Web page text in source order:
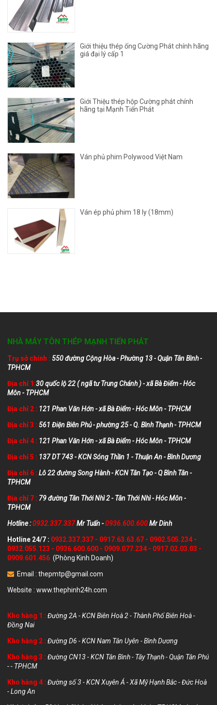
Giới thiệu thép ống Cường Phát chính hãng
giá đại lý cấp 1
Giới Thiệu thép hộp Cường phát chính
hãng tại Mạnh Tiến Phát
Ván phủ phim Polywood Việt Nam
Ván ép phủ phim 18 ly (18mm)
NHÀ MÁY TÔN THÉP MẠNH TIẾN PHÁT
Trụ sở chính : 550 đường Cộng Hòa - Phường 13 - Quận Tân Bình -
TPHCM
Địa chỉ 1:30 quốc lộ 22 ( ngã tư Trung Chánh ) - xã Bà Điểm - Hóc
Môn - TPHCM
Địa chỉ 2 : 121 Phan Văn Hớn - xã Bà Điểm - Hóc Môn - TPHCM
Địa chỉ 3 : 561 Điện Biên Phủ - phường 25 - Q. Bình Thạnh - TPHCM
Địa chỉ 4 : 121 Phan Văn Hớn - xã Bà Điểm - Hóc Môn - TPHCM
Địa chỉ 5 : 137 DT 743 - KCN Sóng Thần 1 - Thuận An - Bình Dương
Địa chỉ 6 : Lô 22 đường Song Hành - KCN Tân Tạo - Q Bình Tân -
TPHCM
Địa chỉ 7 : 79 đường Tân Thới Nhì 2 - Tân Thới Nhì - Hóc Môn -
TPHCM
Hotline :0932.337.337Mr Tuấn -0936.600.600Mr Dinh
Hotline 24/7 : 0932.337.337 - 0917.63.63.67 - 0902.505.234 -
0932.055.123 - 0936.600.600 - 0909.077.234 - 0917.02.03.03 -
0909.601.456 (Phòng Kinh Doanh)
Email : thepmtp@gmail.com
Website : www.thephinh24h.com
Kho hàng 1 : Đường 2A - KCN Biên Hoà 2 - Thành Phố Biên Hoà -
Đồng Nai
Kho hàng 2 : Đường D6 - KCN Nam Tân Uyên - Bình Dương
Kho hàng 3 : Đường CN13 - KCN Tân Bình - Tây Thạnh - Quận Tân Phú
- - TPHCM
Kho hàng 4 : Đường số 3 - KCN Xuyên Á - Xã Mỹ Hạnh Bắc - Đức Hoà
- Long An